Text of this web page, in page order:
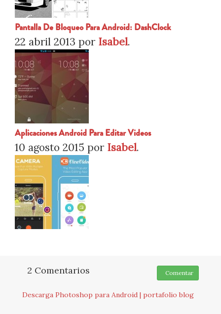
Pantalla De Bloqueo Para Android: DashClock
22 abril 2013 por Isabel.
Aplicaciones Android Para Editar Videos
10 agosto 2015 por Isabel.
2 Comentarios Comentar
Descarga Photoshop para Android | portafolio blog